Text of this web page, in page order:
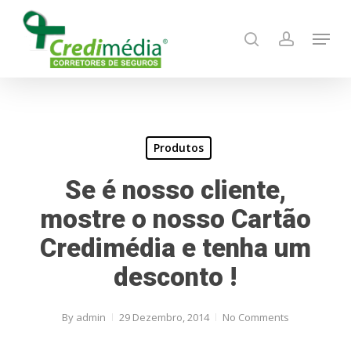
search account
Menu
Produtos
Se é nosso cliente,
mostre o nosso Cartão
Credimédia e tenha um
desconto !
By admin 29 Dezembro, 2014 No Comments